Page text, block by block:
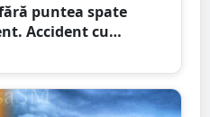
puntea spate
Accident cu
din Satu Mare